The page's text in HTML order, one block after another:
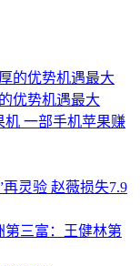
优势机遇最大
机 一部手机苹果赚
灵验 赵薇损失7.9
第三富：王健林第